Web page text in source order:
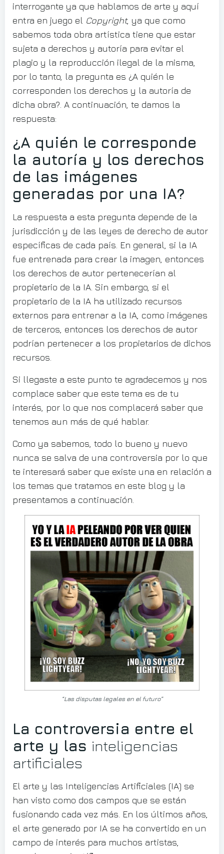
interrogante ya que hablamos de arte y aquí
entra en juego el Copyright, ya que como
sabemos toda obra artística tiene que estar
sujeta a derechos y autoría para evitar el
plagio y la reproducción ilegal de la misma,
por lo tanto, la pregunta es ¿A quién le
corresponden los derechos y la autoría de
dicha obra?. A continuación, te damos la
respuesta:
¿A quién le corresponde
la autoría y los derechos
de las imágenes
generadas por una IA?
La respuesta a esta pregunta depende de la
jurisdicción y de las leyes de derecho de autor
específicas de cada país. En general, si la IA
fue entrenada para crear la imagen, entonces
los derechos de autor pertenecerían al
propietario de la IA. Sin embargo, si el
propietario de la IA ha utilizado recursos
externos para entrenar a la IA, como imágenes
de terceros, entonces los derechos de autor
podrían pertenecer a los propietarios de dichos
recursos.
Si llegaste a este punto te agradecemos y nos
complace saber que este tema es de tu
interés, por lo que nos complacerá saber que
tenemos aun más de qué hablar.
Como ya sabemos, todo lo bueno y nuevo
nunca se salva de una controversia por lo que
te interesará saber que existe una en relación a
los temas que tratamos en este blog y la
presentamos a continuación.
“Las disputas legales en el futuro”
La controversia entre el
arte y las inteligencias
artificiales
El arte y las Inteligencias Artificiales (IA) se
han visto como dos campos que se están
fusionando cada vez más. En los últimos años,
el arte generado por IA se ha convertido en un
campo de interés para muchos artistas,